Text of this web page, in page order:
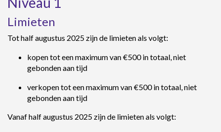
Limieten
Tot half augustus 2025 zijn de limieten als volgt:
kopen tot een maximum van €500 in totaal, niet
gebonden aan tijd
verkopen tot een maximum van €500 in totaal, niet
gebonden aan tijd
Vanaf half augustus 2025 zijn de limieten als volgt: